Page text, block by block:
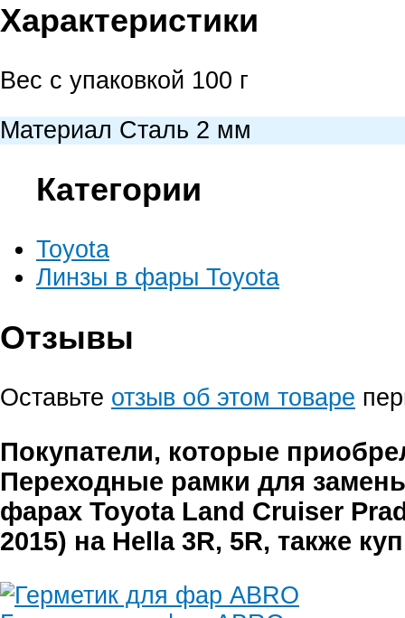
Характеристики
Вес с упаковкой 100 г
Материал Сталь 2 мм
Категории
Toyota
Линзы в фары Toyota
Отзывы
Оставьте отзыв об этом товаре
Покупатели, которые
Переходные рамки для
фарах Toyota Land Cruiser
2015) на Hella 3R, 5R, также